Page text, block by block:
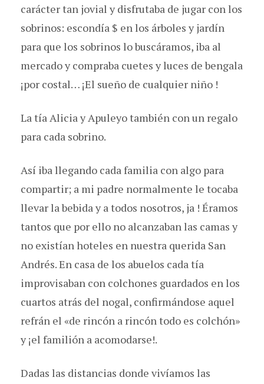
carácter tan jovial y disfrutaba de jugar con los
sobrinos: escondía $ en los árboles y jardín
para que los sobrinos lo buscáramos, iba al
mercado y compraba cuetes y luces de bengala
¡por costal… ¡El sueño de cualquier niño !
La tía Alicia y Apuleyo también con un regalo
para cada sobrino.
Así iba llegando cada familia con algo para
compartir; a mi padre normalmente le tocaba
llevar la bebida y a todos nosotros, ja ! Éramos
tantos que por ello no alcanzaban las camas y
no existían hoteles en nuestra querida San
Andrés. En casa de los abuelos cada tía
improvisaban con colchones guardados en los
cuartos atrás del nogal, confirmándose aquel
refrán el «de rincón a rincón todo es colchón»
y ¡el familión a acomodarse!.
Dadas las distancias donde vivíamos las